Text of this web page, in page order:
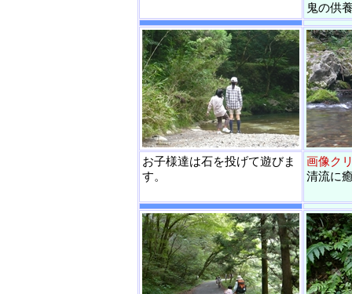
鬼の供
お子様達は石を投げて遊びま
す。
画像ク
清流に